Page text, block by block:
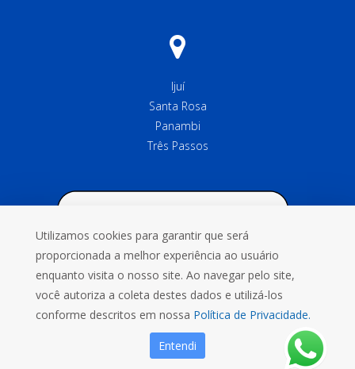
Ijuí
Santa Rosa
Panambi
Três Passos
Utilizamos cookies para garantir que será
proporcionada a melhor experiência ao usuário
enquanto visita o nosso site. Ao navegar pelo site,
você autoriza a coleta destes dados e utilizá-los
conforme descritos em nossa Política de Privacidade.
Entendi